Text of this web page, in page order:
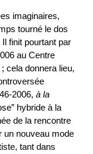
imaginaires,
tourné le dos
finit pourtant par
au Centre
cela donnera lieu,
2006, à la
hybride à la
de la rencontre
un nouveau mode
tant dans